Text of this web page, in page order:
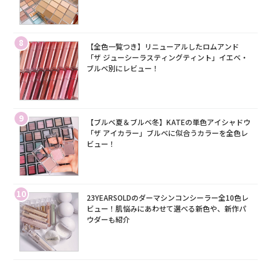
8
【全色一覧つき】リニューアルしたロムアンド
「ザ ジューシーラスティングティント」イエベ・
ブルベ別にレビュー！
9
【ブルベ夏＆ブルベ冬】KATEの単色アイシャドウ
「ザ アイカラー」ブルベに似合うカラーを全色レ
ビュー！
10
23YEARSOLDのダーマシンコンシーラー全10色レ
ビュー！肌悩みにあわせて選べる新色や、新作パ
ウダーも紹介